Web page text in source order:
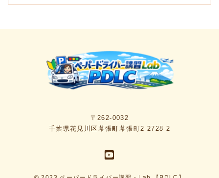
〒262-0032
千葉県花見川区幕張町幕張町2-2728-2